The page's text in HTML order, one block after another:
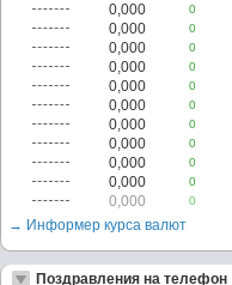
0,000
0
0,000
0
0,000
0
0,000
0
0,000
0
0,000
0
0,000
0
0,000
0
0,000
0
0,000
0
0,000
0
→ Информер курса валют
Поздравления на телефон